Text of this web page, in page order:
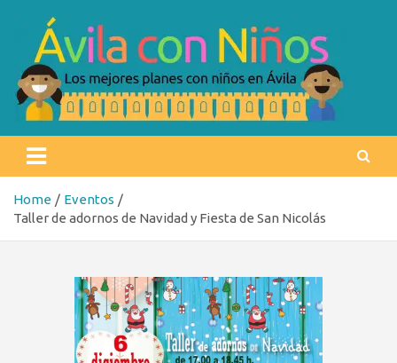
content
Ávila con niños
Home
Eventos
Taller de adornos de Navidad y Fiesta de San Nicolás